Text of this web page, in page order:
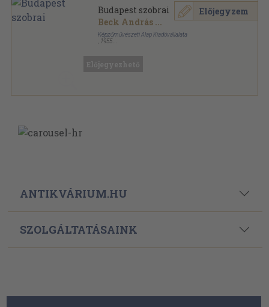
Budapest szobrai
Beck András ...
Képzőművészeti Alap Kiadóvállalata
1955
Előjegyzem
ANTIKVÁRIUM.HU
SZOLGÁLTATÁSAINK